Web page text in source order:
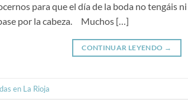
para que el día de la boda no tengáis
por la cabeza. Muchos […]
CONTINUAR LEYENDO →
en La Rioja